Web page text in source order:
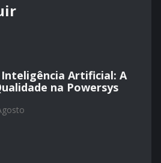
Inteligência Artificial: A
na Powersys